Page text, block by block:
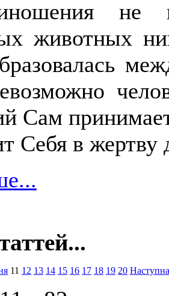
животных
Сам принимает
Себя в жертву
11 12 13 14 15 16 17 18 19 20 Наступна